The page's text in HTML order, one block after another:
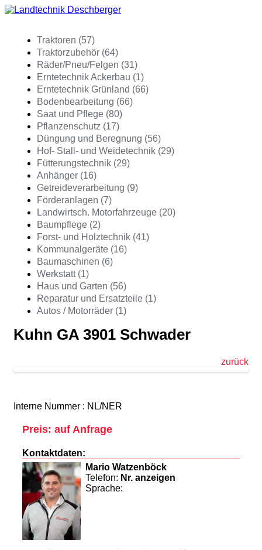
Traktoren (57)
Traktorzubehör (64)
Räder/Pneu/Felgen (31)
Erntetechnik Ackerbau (1)
Erntetechnik Grünland (66)
Bodenbearbeitung (66)
Saat und Pflege (80)
Pflanzenschutz (17)
Düngung und Beregnung (56)
Hof- Stall- und Weidetechnik (29)
Fütterungstechnik (29)
Anhänger (16)
Getreideverarbeitung (9)
Förderanlagen (7)
Landwirtsch. Motorfahrzeuge (20)
Baumpflege (2)
Forst- und Holztechnik (41)
Kommunalgeräte (16)
Baumaschinen (6)
Werkstatt (1)
Haus und Garten (56)
Reparatur und Ersatzteile (1)
Autos / Motorräder (1)
Kuhn GA 3901 Schwader
zurück
Interne Nummer : NL/NER
Preis: auf Anfrage
Kontaktdaten:
Mario Watzenböck
Telefon: Nr. anzeigen
Sprache: